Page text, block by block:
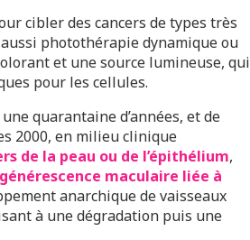
cibler des cancers de types très
photothérapie dynamique ou
et une source lumineuse, qui
pour les cellules.
quarantaine d’années, et de
2000, en milieu clinique
de la peau ou de l’épithélium,
maculaire liée à
anarchique de vaisseaux
à une dégradation puis une